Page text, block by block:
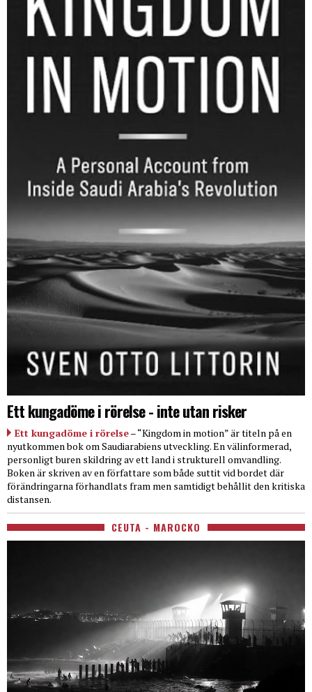
Ett kungadöme i rörelse - inte utan risker
Ett kungadöme i rörelse– “Kingdom in motion” är titeln på en
nyutkommen bok om Saudiarabiens utveckling. En välinformerad,
personligt buren skildring av ett land i strukturell omvandling.
Boken är skriven av en författare som både suttit vid bordet där
förändringarna förhandlats fram men samtidigt behållit den kritiska
distansen.
CEUTA - MAROCKO